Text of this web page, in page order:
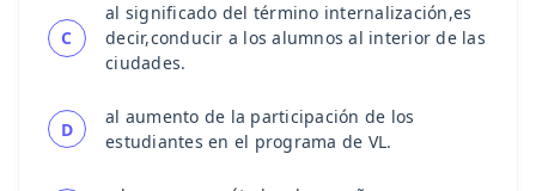
C
al significado del término internalización,es
decir,conducir a los alumnos al interior de las
ciudades.
D
al aumento de la participación de los
estudiantes en el programa de VL.